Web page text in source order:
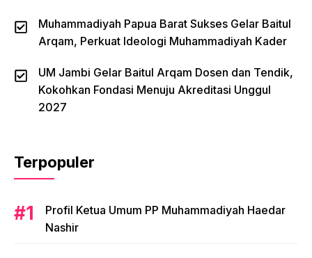
Muhammadiyah Papua Barat Sukses Gelar Baitul
Arqam, Perkuat Ideologi Muhammadiyah Kader
UM Jambi Gelar Baitul Arqam Dosen dan Tendik,
Kokohkan Fondasi Menuju Akreditasi Unggul
2027
Terpopuler
Profil Ketua Umum PP Muhammadiyah Haedar
Nashir